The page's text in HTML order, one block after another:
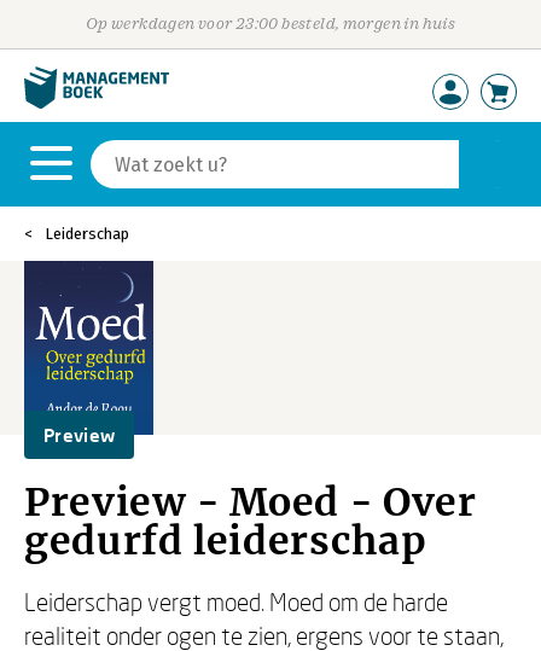
Op werkdagen voor 23:00 besteld, morgen in huis
Leiderschap
Preview
Preview - Moed - Over
gedurfd leiderschap
Leiderschap vergt moed. Moed om de harde
realiteit onder ogen te zien, ergens voor te staan,